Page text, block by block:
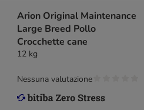
Arion Original Maintenance
Large Breed Pollo
Crocchette cane
12 kg
Nessuna valutazione